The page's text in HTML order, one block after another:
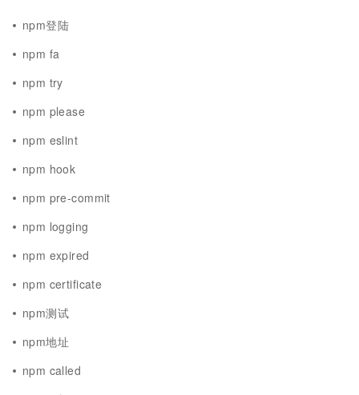
npm登陆
npm fa
npm try
npm please
npm eslint
npm hook
npm pre-commit
npm logging
npm expired
npm certificate
npm测试
npm地址
npm called